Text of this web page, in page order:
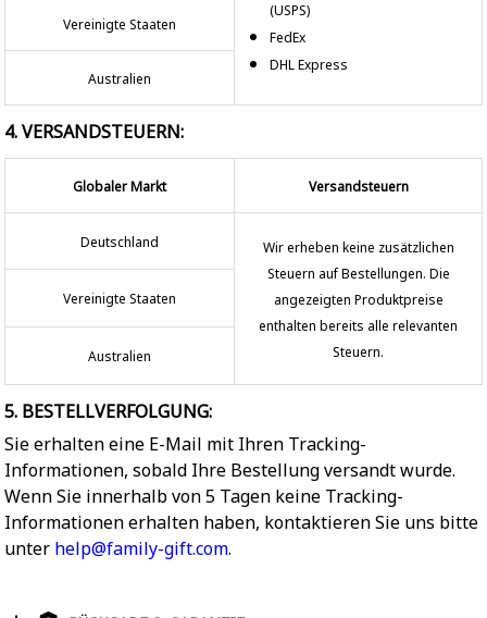
(USPS)
FedEx
DHL Express
Vereinigte Staaten
Australien
4. VERSANDSTEUERN:
Globaler Markt Versandsteuern
Deutschland
Wir erheben keine zusätzlichen
Steuern auf Bestellungen. Die
angezeigten Produktpreise
enthalten bereits alle relevanten
Steuern.
Vereinigte Staaten
Australien
5. BESTELLVERFOLGUNG:
Sie erhalten eine E-Mail mit Ihren Tracking-
Informationen, sobald Ihre Bestellung versandt wurde.
Wenn Sie innerhalb von 5 Tagen keine Tracking-
Informationen erhalten haben, kontaktieren Sie uns bitte
unter help@family-gift.com.